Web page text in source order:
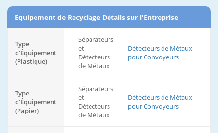
Equipement de Recyclage Détails sur l'Entreprise
Type
d’Équipement
(Plastique)
Séparateurs
et
Détecteurs
de Métaux
Détecteurs de Métaux
pour Convoyeurs
Type
d’Équipement
(Papier)
Séparateurs
et
Détecteurs
de Métaux
Détecteurs de Métaux
pour Convoyeurs